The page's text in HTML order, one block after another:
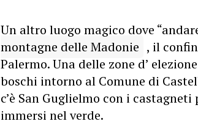
Un altro luogo magico dove
montagne delle Madonie , il
Palermo. Una delle zone d’
boschi intorno al Comune di
c’è San Guglielmo con i
immersi nel verde.